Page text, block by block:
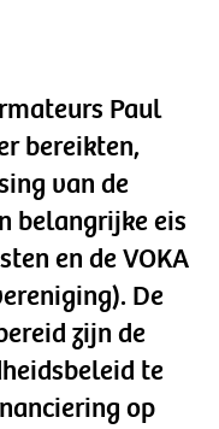
Paul
bereikten,
van de
belangrijke eis
en de VOKA
De
zijn de
te
op